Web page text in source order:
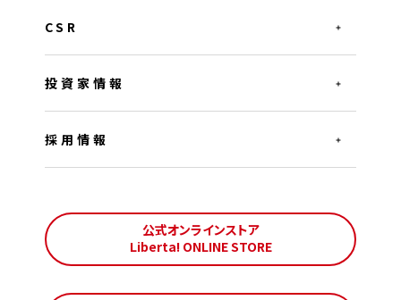
CSR
投資家情報
採用情報
公式オンラインストア
Liberta! ONLINE STORE